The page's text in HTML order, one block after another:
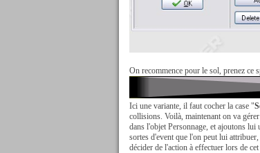
On recommence pour le sol, prenez ce
Ici une variante, il faut cocher la case "
collisions. Voilà, maintenant on va
dans l'objet Personnage, et ajoutons lui
sortes d'event que l'on peut lui
décider de l'action à effectuer lors de cet